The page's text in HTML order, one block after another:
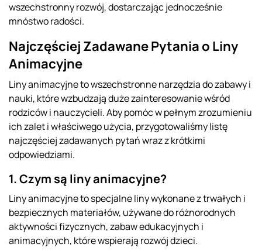
wszechstronny rozwój, dostarczając jednocześnie
mnóstwo radości.
Najczęściej Zadawane Pytania o Liny
Animacyjne
Liny animacyjne to wszechstronne narzędzia do zabawy i
nauki, które wzbudzają duże zainteresowanie wśród
rodziców i nauczycieli. Aby pomóc w pełnym zrozumieniu
ich zalet i właściwego użycia, przygotowaliśmy listę
najczęściej zadawanych pytań wraz z krótkimi
odpowiedziami.
1. Czym są liny animacyjne?
Liny animacyjne to specjalne liny wykonane z trwałych i
bezpiecznych materiałów, używane do różnorodnych
aktywności fizycznych, zabaw edukacyjnych i
animacyjnych, które wspierają rozwój dzieci.